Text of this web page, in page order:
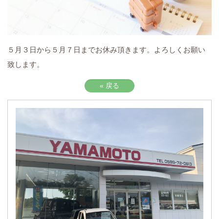
５月３日から５月７日までお休み頂きます。よろしくお願い
致します。
« 戻る